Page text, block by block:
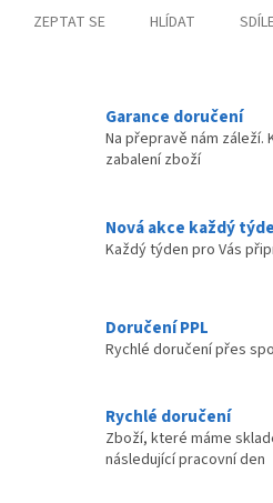
ZEPTAT SE HLÍDAT
Garance doručení
Na přepravě nám záleží.
zabalení zboží
Nová akce každý
Každý týden pro Vás
Doručení PPL
Rychlé doručení přes
Rychlé doručení
Zboží, které máme
následující pracovní den